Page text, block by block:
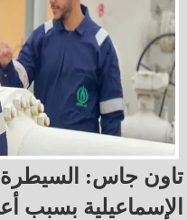
تاون جاس:
الإسماعيلية بسبب